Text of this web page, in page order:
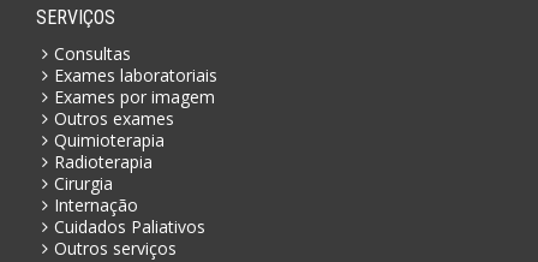
SERVIÇOS
Consultas
Exames laboratoriais
Exames por imagem
Outros exames
Quimioterapia
Radioterapia
Cirurgia
Internação
Cuidados Paliativos
Outros serviços